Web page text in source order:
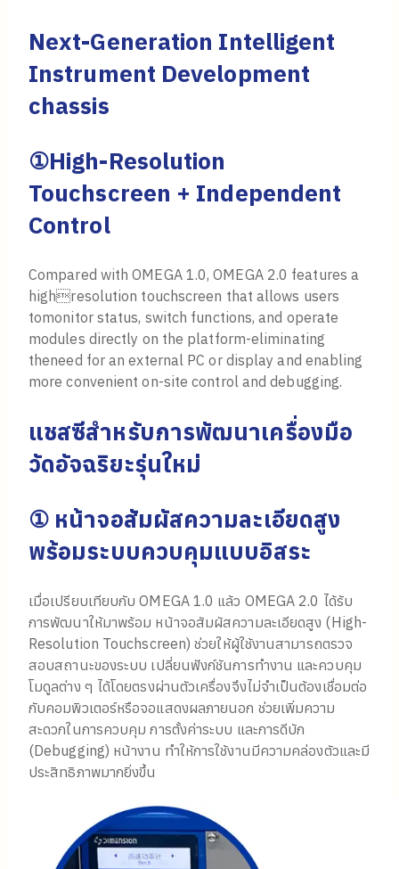
Next-Generation Intelligent
Instrument Development
chassis
①High-Resolution
Touchscreen + Independent
Control
Compared with OMEGA 1.0, OMEGA 2.0 features a
highresolution touchscreen that allows users
tomonitor status, switch functions, and operate
modules directly on the platform-eliminating
theneed for an external PC or display and enabling
more convenient on-site control and debugging.
แชสซีสำหรับการพัฒนาเครื่องมือ
วัดอัจฉริยะรุ่นใหม่
① หน้าจอสัมผัสความละเอียดสูง
พร้อมระบบควบคุมแบบอิสระ
เมื่อเปรียบเทียบกับ OMEGA 1.0 แล้ว OMEGA 2.0 ได้รับ
การพัฒนาให้มาพร้อม หน้าจอสัมผัสความละเอียดสูง (High-
Resolution Touchscreen) ช่วยให้ผู้ใช้งานสามารถตรวจ
สอบสถานะของระบบ เปลี่ยนฟังก์ชันการทำงาน และควบคุม
โมดูลต่าง ๆ ได้โดยตรงผ่านตัวเครื่องจึงไม่จำเป็นต้องเชื่อมต่อ
กับคอมพิวเตอร์หรือจอแสดงผลภายนอก ช่วยเพิ่มความ
สะดวกในการควบคุม การตั้งค่าระบบ และการดีบัก
(Debugging) หน้างาน ทำให้การใช้งานมีความคล่องตัวและมี
ประสิทธิภาพมากยิ่งขึ้น